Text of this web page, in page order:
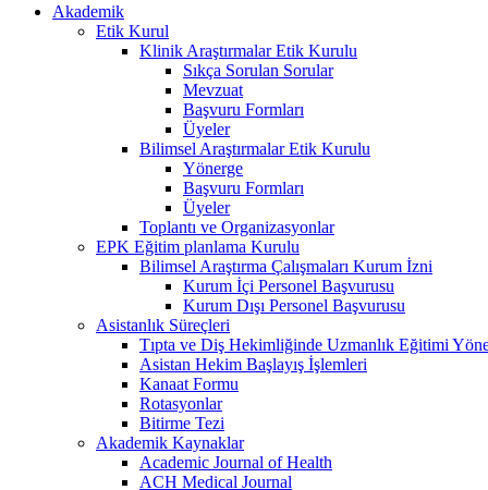
Akademik
Etik Kurul
Klinik Araştırmalar Etik Kurulu
Sıkça Sorulan Sorular
Mevzuat
Başvuru Formları
Üyeler
Bilimsel Araştırmalar Etik Kurulu
Yönerge
Başvuru Formları
Üyeler
Toplantı ve Organizasyonlar
EPK Eğitim planlama Kurulu
Bilimsel Araştırma Çalışmaları Kurum İzni
Kurum İçi Personel Başvurusu
Kurum Dışı Personel Başvurusu
Asistanlık Süreçleri
Tıpta ve Diş Hekimliğinde Uzmanlık Eğitimi
Asistan Hekim Başlayış İşlemleri
Kanaat Formu
Rotasyonlar
Bitirme Tezi
Akademik Kaynaklar
Academic Journal of Health
ACH Medical Journal